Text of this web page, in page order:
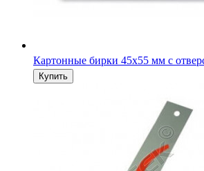
Картонные бирки 45х55 мм с